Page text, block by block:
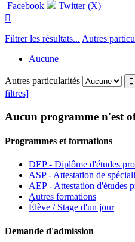
Facebook
Twitter (X)

Filtrer les résultats... Autres
Aucune
Autres particularités
filtres]
Aucun programme n'est
Programmes et formations
DEP - Diplôme d'études
ASP - Attestation de
AEP - Attestation d'études
Autres formations
Élève / Stage d'un jour
Demande d'admission